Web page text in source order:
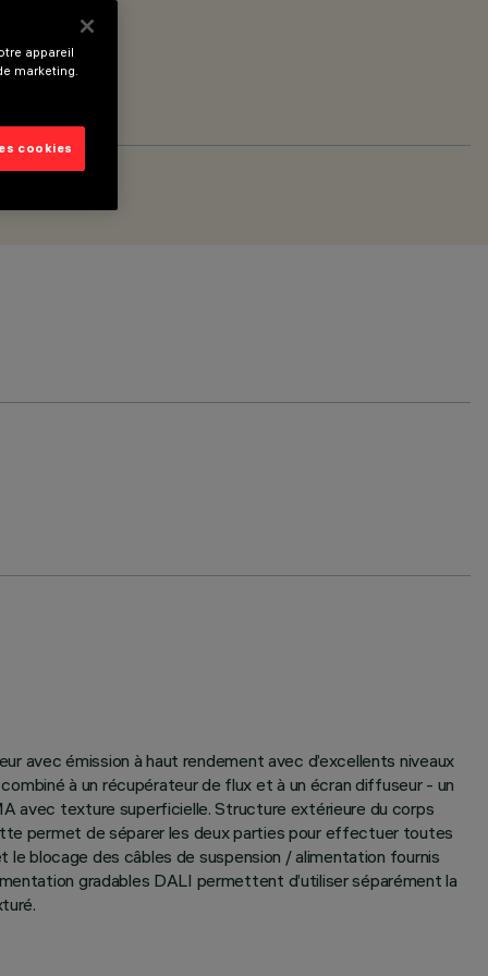
avec émission à haut rendement avec d’excellents niveaux
à un récupérateur de flux et à un écran diffuseur - un
avec texture superficielle. Structure extérieure du corps
permet de séparer les deux parties pour effectuer toutes
le blocage des câbles de suspension / alimentation fournis
gradables DALI permettent d’utiliser séparément la
appareil
marketing.
cookies